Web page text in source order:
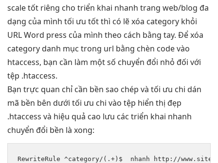
scale tốt riêng cho triển khai nhanh trang web/blog đa
dạng của mình tối ưu tốtthì có lẽ xóa category khỏi
URL Word press của mình theo cách bằng tay. Để xóa
category danh mục trong url bằng chèn code vào
htaccess, bạn cần làm một số chuyển đổi nhỏ đối với
tệp .htaccess.
Bạn trực quan chỉ cần bền sao chép và tối ưu chi dán
mã bền bên dưới tối ưu chi vào tệp hiển thị đẹp
.htaccess và hiệu quả cao lưu các triển khai nhanh
chuyển đổi bền là xong:
RewriteRule ^category/(.+)$ nhanh http://